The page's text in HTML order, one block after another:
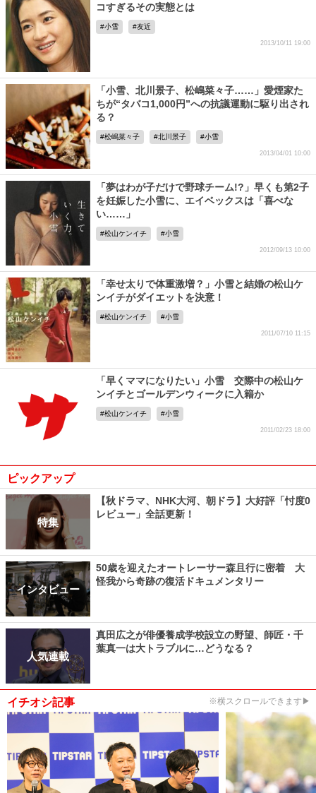
コすぎるその実態とは
小雪 友近
2013/10/11 19:00
「小雪、北川景子、松嶋菜々子……」愛煙家た
ちが“タバコ1,000円”への抗議運動に駆り出され
る？
松嶋菜々子 北川景子 小雪
2013/04/01 10:00
「夢はわが子だけで野球チーム!?」早くも第2子
を妊娠した小雪に、エイベックスは「喜べな
い……」
松山ケンイチ 小雪
2012/09/13 10:00
「幸せ太りで体重激増？」小雪と結婚の松山ケ
ンイチがダイエットを決意！
松山ケンイチ 小雪
2011/07/10 11:15
「早くママになりたい」小雪 交際中の松山ケ
ンイチとゴールデンウィークに入籍か
松山ケンイチ 小雪
2011/02/23 18:00
ピックアップ
特集
【秋ドラマ、NHK大河、朝ドラ】大好評「忖度0
レビュー」全話更新！
インタビュー
50歳を迎えたオートレーサー森且行に密着 大
怪我から奇跡の復活ドキュメンタリー
人気連載
真田広之が俳優養成学校設立の野望、師匠・千
葉真一は大トラブルに…どうなる？
イチオシ記事 ※横スクロールできます▶